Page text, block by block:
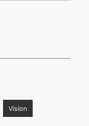
Vision